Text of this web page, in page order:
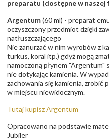
preparatu (dostępne w naszej
Argentum(60 ml) - preparat
oczyszczony przedmiot dzięki
natłuszczającego
Nie zanurzać w nim wyrobów z
turkus, koral itp.) gdyż mogą
namoczoną płynem "Argentum"
nie dotykając kamienia. W
zachowania się kamienia, zrobić
w miejscu niewidocznym.
Tutaj kupisz Argentum
Opracowano na podstawie
Jubiler